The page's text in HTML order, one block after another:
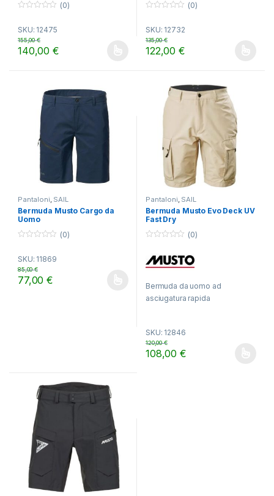
u
t
o
f
(0)
SKU: 12475
140,00€
155,00€
Questo prodotto ha più varianti. Le opzioni possono essere
u
t
o
f
(0)
SKU: 12732
122,00€
135,00€
Questo prodotto ha più
Pantaloni, SAIL
Bermuda Musto Cargo da
Uomo
u
t
o
f
(0)
SKU: 11869
77,00€
85,00€
Questo prodotto ha più varianti. Le opzioni possono essere
Pantaloni, SAIL
Bermuda Musto Evo Deck UV
Fast Dry
u
t
5
(0)
Bermuda da uomo ad
asciugatura rapida
SKU: 12846
108,00€
120,00€
Questo prodotto ha più